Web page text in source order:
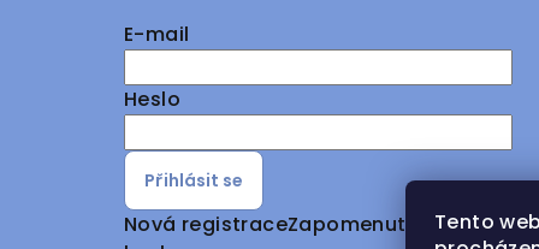
Tento
E-mail
Heslo
Přihlásit se
Nová registraceZapomenuté